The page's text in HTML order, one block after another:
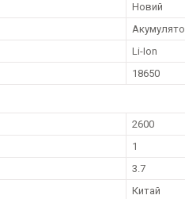
Новий
Li-Ion
18650
2600
1
3.7
Китай